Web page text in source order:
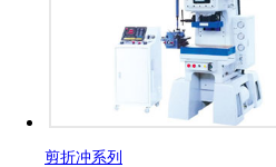
剪折冲系列